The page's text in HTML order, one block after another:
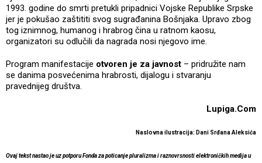
1993. godine do smrti pretukli pripadnici Vojske Republike Srpske
jer je pokušao zaštititi svog sugrađanina Bošnjaka. Upravo zbog
tog iznimnog, humanog i hrabrog čina u ratnom kaosu,
organizatori su odlučili da nagrada nosi njegovo ime.
Program manifestacije otvoren je za javnost – pridružite nam
se danima posvećenima hrabrosti, dijalogu i stvaranju
pravednijeg društva.
Lupiga.Com
Naslovna ilustracija: Dani Srđana Aleksića
Ovaj tekst nastao je uz potporu Fonda za poticanje pluralizma i raznovrsnosti elektroničkih medija u